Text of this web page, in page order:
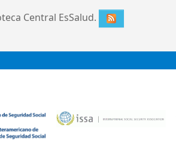
Central EsSalud.